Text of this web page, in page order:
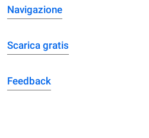
Navigazione
Scarica gratis
Feedback